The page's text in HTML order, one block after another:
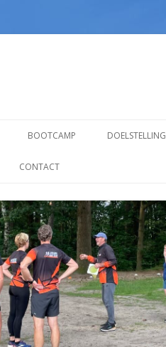
naar
BEGINNERS
BOOTCAMP DOELSTELLING
CONTACT